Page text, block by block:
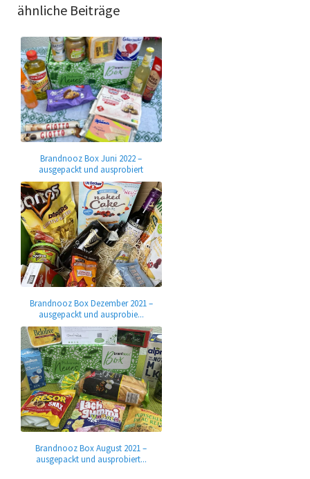
ähnliche Beiträge
Brandnooz Box Juni 2022 –
ausgepackt und ausprobiert
Brandnooz Box Dezember 2021 –
ausgepackt und ausprobie...
Brandnooz Box August 2021 –
ausgepackt und ausprobiert...